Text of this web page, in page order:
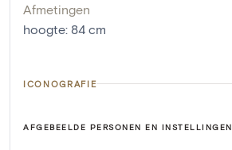
Afmetingen
hoogte: 84 cm
ICONOGRAFIE
AFGEBEELDE PERSONEN EN INSTELLINGEN